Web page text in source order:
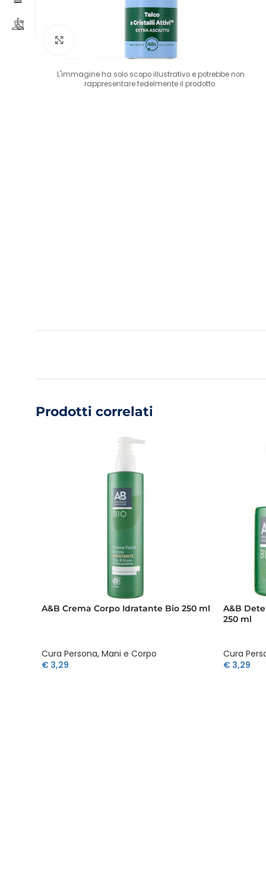
Clicca per ingrandire
L'immagine ha solo scopo illustrativo e potrebbe non
rappresentare fedelmente il prodotto.
Prodotti correlati
A&B Crema Corpo Idratante Bio 250 ml
Cura Persona, Mani e Corpo
€ 3,29
A&B
250 ml
Cura
€3,29